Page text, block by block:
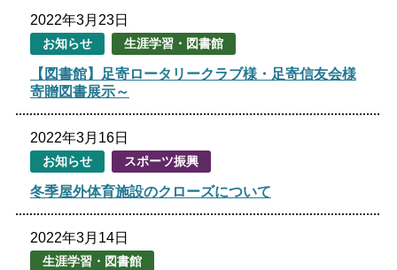
生涯学習
文字サイズ
標準 拡大
色合い
白 黒 黄 青
2022年3月23日
お知らせ 生涯学習・図書館
【図書館】足寄ロータリークラブ様・足寄信友会様
寄贈図書展示～
2022年3月16日
お知らせ スポーツ振興
冬季屋外体育施設のクローズについて
2022年3月14日
生涯学習・図書館